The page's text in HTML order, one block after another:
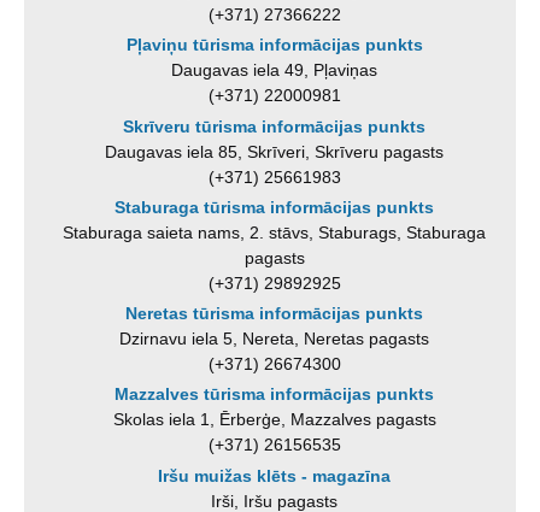
(+371) 27366222
Pļaviņu tūrisma informācijas punkts
Daugavas iela 49, Pļaviņas
(+371) 22000981
Skrīveru tūrisma informācijas punkts
Daugavas iela 85, Skrīveri, Skrīveru pagasts
(+371) 25661983
Staburaga tūrisma informācijas punkts
Staburaga saieta nams, 2. stāvs, Staburags, Staburaga
pagasts
(+371) 29892925
Neretas tūrisma informācijas punkts
Dzirnavu iela 5, Nereta, Neretas pagasts
(+371) 26674300
Mazzalves tūrisma informācijas punkts
Skolas iela 1, Ērberģe, Mazzalves pagasts
(+371) 26156535
Iršu muižas klēts - magazīna
Irši, Iršu pagasts